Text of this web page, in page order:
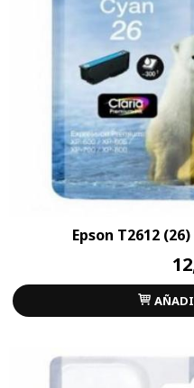
Epson T2612